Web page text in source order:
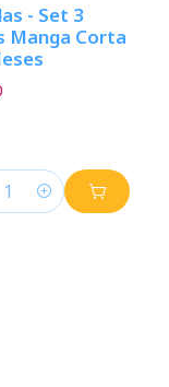
- Set 3
Manga Corta